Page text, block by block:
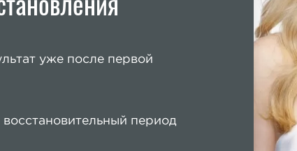
уже после первой
период